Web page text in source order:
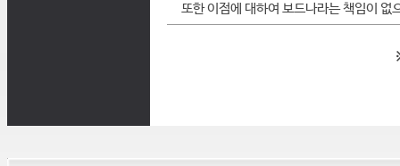
또한 이점에 대하여 보드나라는 책임이 없